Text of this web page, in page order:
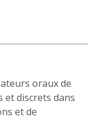
oraux de
et discrets dans
et de